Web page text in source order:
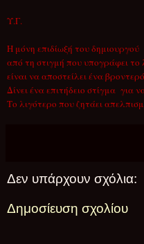
Υ.Γ.
Η μόνη επιδίωξή του δημιουργού
από τη στιγμή που υπογράφει το
είναι να αποστείλει ένα
Δίνει ένα επιτήδειο στίγμα για
Το λιγότερο που ζητάει
Δεν υπάρχουν σχόλια:
Δημοσίευση σχολίου